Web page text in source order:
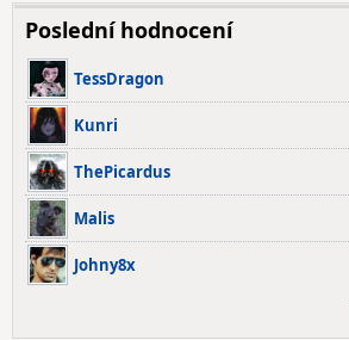
Poslední hodnocení
TessDragon
Kunri
ThePicardus
Malis
Johny8x